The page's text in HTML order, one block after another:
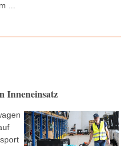
...
Inneneinsatz